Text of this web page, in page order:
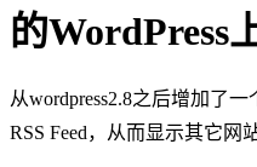
的WordPress
从wordpress2.8之后增加了
RSS Feed，从而显示其它网